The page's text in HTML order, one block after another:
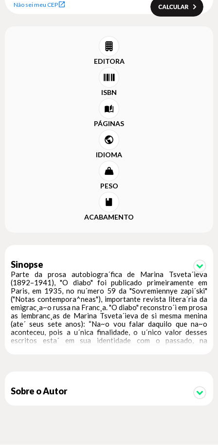
Não sei meu CEP
EDITORA
ISBN
PÁGINAS
IDIOMA
PESO
ACABAMENTO
Sinopse
Parte da prosa autobiogra´fica de Marina Tsveta´ieva
(1892–1941), "O diabo" foi publicado primeiramente em
Paris, em 1935, no nu´mero 59 da "Sovremiennye zapi´ski"
("Notas contempora^neas"), importante revista litera´ria da
emigrac¸a~o russa na Franc¸a. "O diabo" reconstro´i em prosa
as lembranc¸as de Marina Tsveta´ieva de si mesma menina
(ate´ seus sete anos): “Na~o vou falar daquilo que na~o
aconteceu, pois a u´nica finalidade, o u´nico valor desses
escritos esta´ em sua identidade com o passado, na
impresso~es ambi´guas, sensuais, sensoriais, litera´rias e
pluriculturais da figura do diabo para Tsveta´ieva. A coleção
Sobre o Autor